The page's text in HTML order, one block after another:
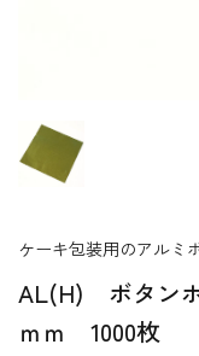
AL(H) ボタンホ
ｍｍ 1000枚
ケーキ包装用のアルミ